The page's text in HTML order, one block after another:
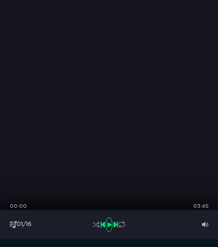
01/16
00:00 03:45